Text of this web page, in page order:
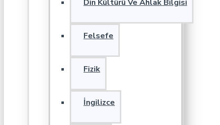
Din Kültürü Ve Ahlak Bilgisi
Felsefe
Fizik
İngilizce